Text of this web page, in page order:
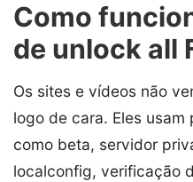
Como
de unlock all
Os sites e vídeos não
logo de cara. Eles usam
como beta, servidor
localconfig, verificação